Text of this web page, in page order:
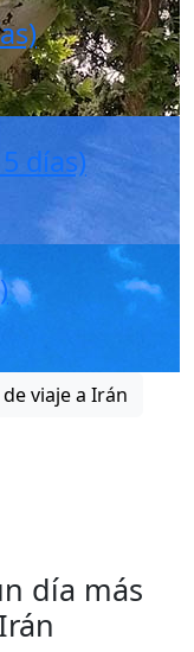
días)
viaje a Irán
día más